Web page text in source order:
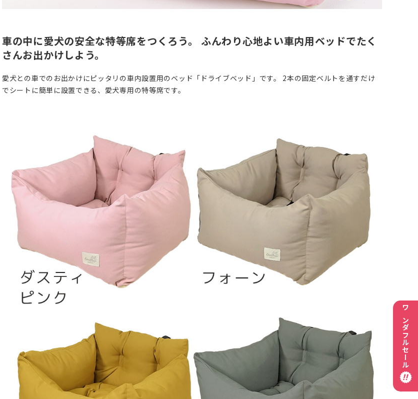
車の中に愛犬の安全な特等席をつくろう。 ふんわり心地よい車内用ベッドでたく
さんお出かけしよう。
愛犬との車でのお出かけにピッタリの車内設置用のベッド「ドライブベッド」です。 2本の固定ベルトを通すだけ
でシートに簡単に設置できる、愛犬専用の特等席です。
ワンダフルセール